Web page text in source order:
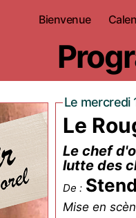
Bienvenue
Le
Le
Le chef
lutte des
De :
Mise en